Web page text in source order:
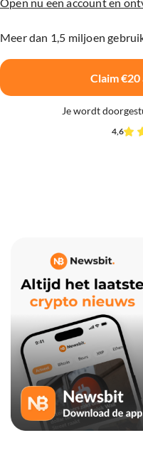
Meer dan 1,5 miljoen
Claim
Je wordt
4,6